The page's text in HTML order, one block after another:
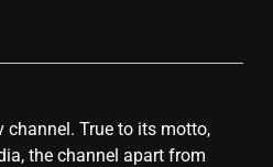
channel. True to its motto,
the channel apart from